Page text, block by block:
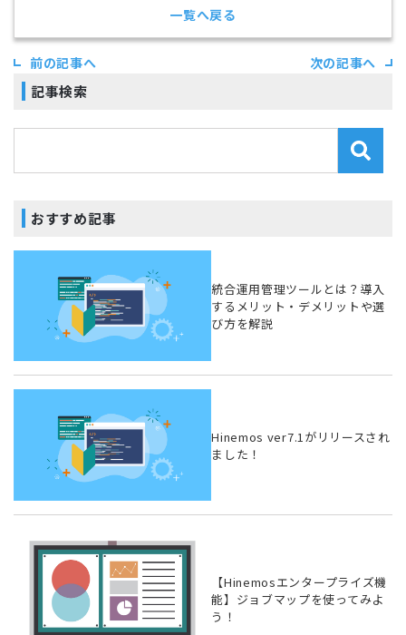
前の記事へ
一覧へ戻る
次の記事へ
記事検索
おすすめ記事
統合運用管理ツールとは？導入
するメリット・デメリットや選
び方を解説
Hinemos ver7.1がリリースされ
ました！
【Hinemosエンタープライズ機
能】ジョブマップを使ってみよ
う！